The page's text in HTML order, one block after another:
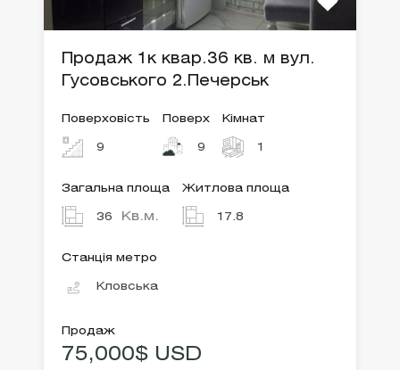
Продаж 1к квар.36 кв. м вул.
Гусовського 2.Печерськ
Поверховість
9
Поверх
9
Кімнат
1
Загальна площа
36 Кв.м.
Житлова площа
17.8
Станція метро
Кловська
Продаж
75,000$ USD